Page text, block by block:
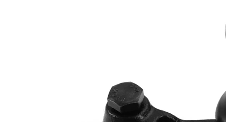
1,25
Numéro d'article en
VKDY
315032